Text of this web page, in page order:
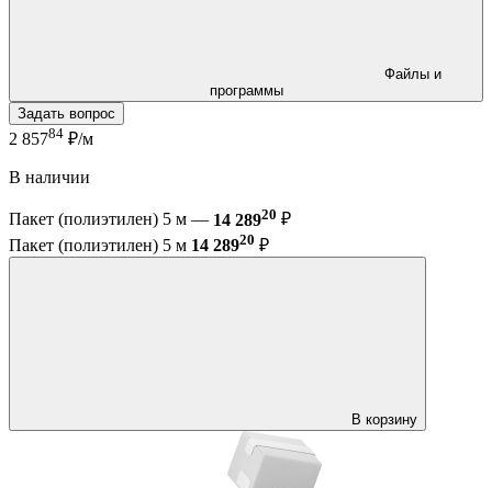
программы
Задать вопрос
2 85784 ₽/м
В наличии
Пакет (полиэтилен) 5 м — 14 28920 ₽
Пакет (полиэтилен) 5 м 14 28920 ₽
В корзину